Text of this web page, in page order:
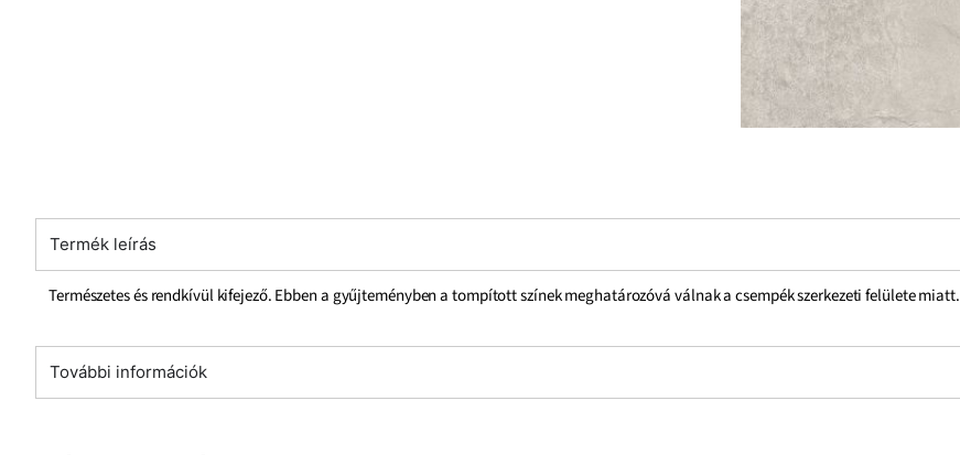
Termék leírás
Természetes és rendkívül kifejező. Ebben a gyűjteményben a tompított színek meghatározóvá válnak a csempék szerkezeti felülete miatt.
További információk